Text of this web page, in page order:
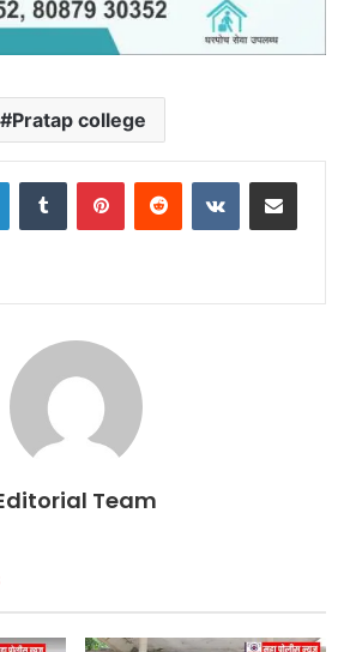
Pratap college
LinkedInTumblr PinterestReddit VKontakteShare via Email
Team